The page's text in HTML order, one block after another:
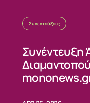
Συνεντεύξεις
Συνέντευξη